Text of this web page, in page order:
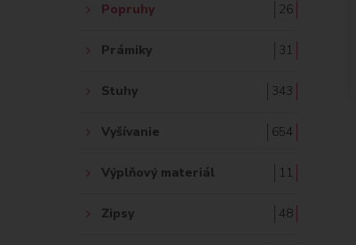
Popruhy 26
Prámiky 31
Stuhy 343
Vyšívanie 654
Výplňový materiál 11
Zipsy 48